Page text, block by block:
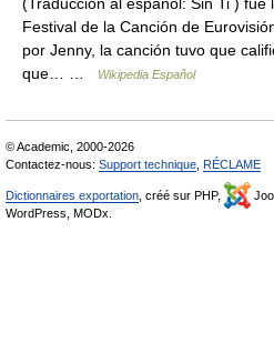
Festival de la Canción de
por Jenny, la canción tuvo que
que… …
Wikipedia Español
© Academic, 2000-2026
Contactez-nous: Support technique RÉCLAME
Dictionnaires exportation , créé sur PHP,
WordPress, MODx.